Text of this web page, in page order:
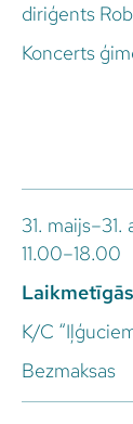
diriģents
Koncerts
31. maijs–31.
11.00–18.00
K/C
Bezmaksas